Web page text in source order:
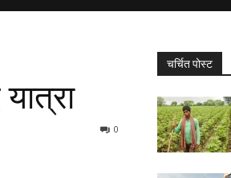
0
चर्चित पोस्ट